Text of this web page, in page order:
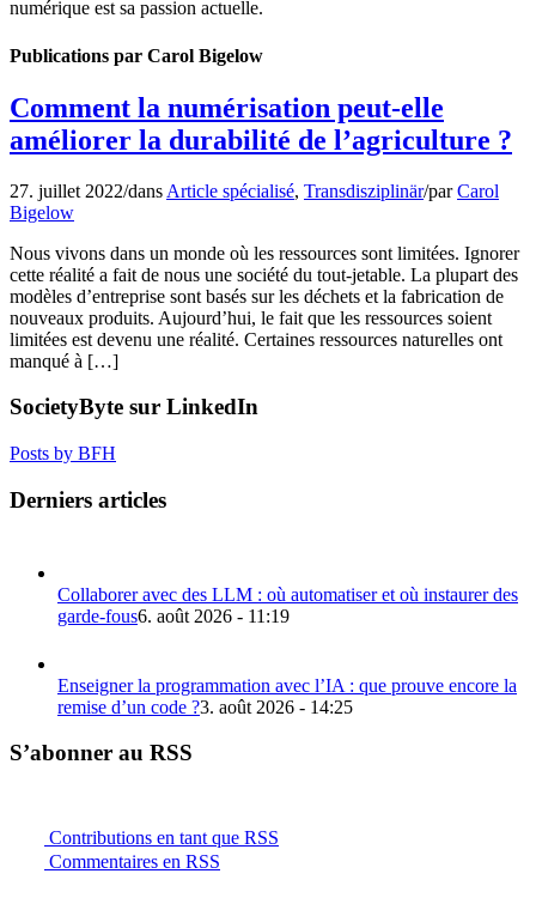
numérique est sa passion actuelle.
Publications par Carol Bigelow
Comment la numérisation peut-elle
améliorer la durabilité de l’agriculture ?
27. juillet 2022/dans Article spécialisé, Transdisziplinär/parCarol
Bigelow
Nous vivons dans un monde où les ressources sont limitées. Ignorer
cette réalité a fait de nous une société du tout-jetable. La plupart des
modèles d’entreprise sont basés sur les déchets et la fabrication de
nouveaux produits. Aujourd’hui, le fait que les ressources soient
limitées est devenu une réalité. Certaines ressources naturelles ont
manqué à […]
SocietyByte sur LinkedIn
Posts by BFH
Derniers articles
Collaborer avec des LLM : où automatiser et où instaurer des
garde-fous6. août 2026 - 11:19
Enseigner la programmation avec l’IA : que prouve encore la
remise d’un code ?3. août 2026 - 14:25
S’abonner au RSS
Contributions en tant que RSS
Commentaires en RSS